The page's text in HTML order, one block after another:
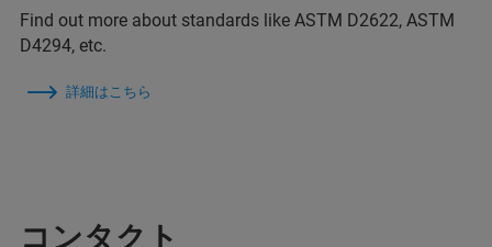
Find out more about standards like ASTM D2622, ASTM
D4294, etc.
詳細はこちら
コンタクト